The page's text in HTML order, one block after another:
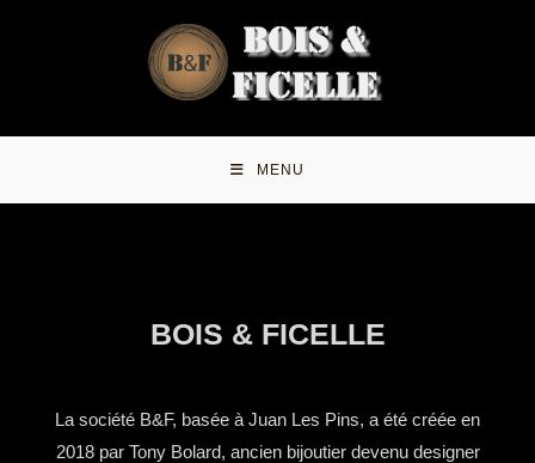
MENU
A PROPOS
BOIS & FICELLE
La société B&F, basée à Juan Les Pins, a été créée en
2018 par Tony Bolard, ancien bijoutier devenu designer